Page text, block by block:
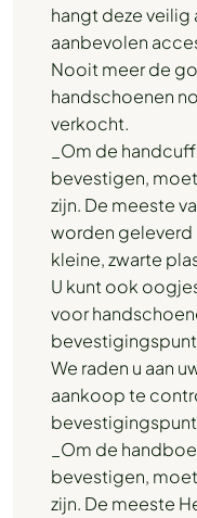
hangt deze veilig
aanbevolen
Nooit meer de
handschoenen
verkocht.
_Om de
bevestigen,
zijn. De meeste
worden geleverd
kleine, zwarte
U kunt ook
voor
We raden u aan
aankoop te
_Om de
bevestigen,
zijn. De meeste